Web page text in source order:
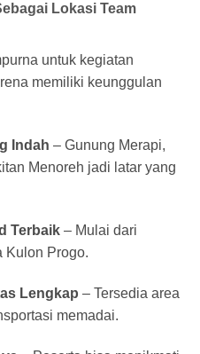
Lokasi Team
untuk kegiatan
memiliki keunggulan
Indah – Gunung Merapi,
Menoreh jadi latar yang
Terbaik– Mulai dari
Kulon Progo.
Lengkap – Tersedia area
memadai.